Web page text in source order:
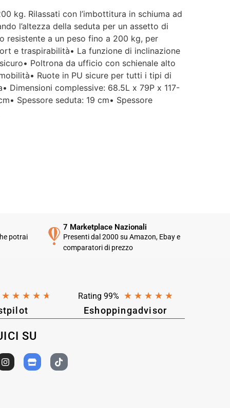
kg. Rilassati con l’imbottitura in schiuma ad
l’altezza della seduta per un assetto di
resistente a un peso fino a 200 kg, per
e traspirabilità• La funzione di inclinazione
Poltrona da ufficio con schienale alto
Ruote in PU sicure per tutti i tipi di
Dimensioni complessive: 68.5L x 79P x 117-
Spessore seduta: 19 cm• Spessore
potrai
7 Marketplace Nazionali
Presenti dal 2000 su Amazon, Ebay e
comparatori di prezzo
★ ★ ★ ★ ★ Rating 99% ★ ★ ★ ★ ★
Eshoppingadvisor
SU